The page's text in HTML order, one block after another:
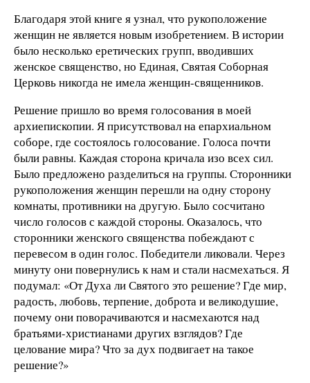
Благодаря этой книге я узнал, что рукоположение
женщин не является новым изобретением. В истории
было несколько еретических групп, вводивших
женское священство, но Единая, Святая Соборная
Церковь никогда не имела женщин-священников.
Решение пришло во время голосования в моей
архиепископии. Я присутствовал на епархиальном
соборе, где состоялось голосование. Голоса почти
были равны. Каждая сторона кричала изо всех сил.
Было предложено разделиться на группы. Сторонники
рукоположения женщин перешли на одну сторону
комнаты, противники на другую. Было сосчитано
число голосов с каждой стороны. Оказалось, что
сторонники женского священства побеждают с
перевесом в один голос. Победители ликовали. Через
минуту они повернулись к нам и стали насмехаться. Я
подумал: «От Духа ли Святого это решение? Где мир,
радость, любовь, терпение, доброта и великодушие,
почему они поворачиваются и насмехаются над
братьями-христианами других взглядов? Где
целование мира? Что за дух подвигает на такое
решение?»